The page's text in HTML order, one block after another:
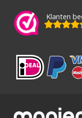
Klanten